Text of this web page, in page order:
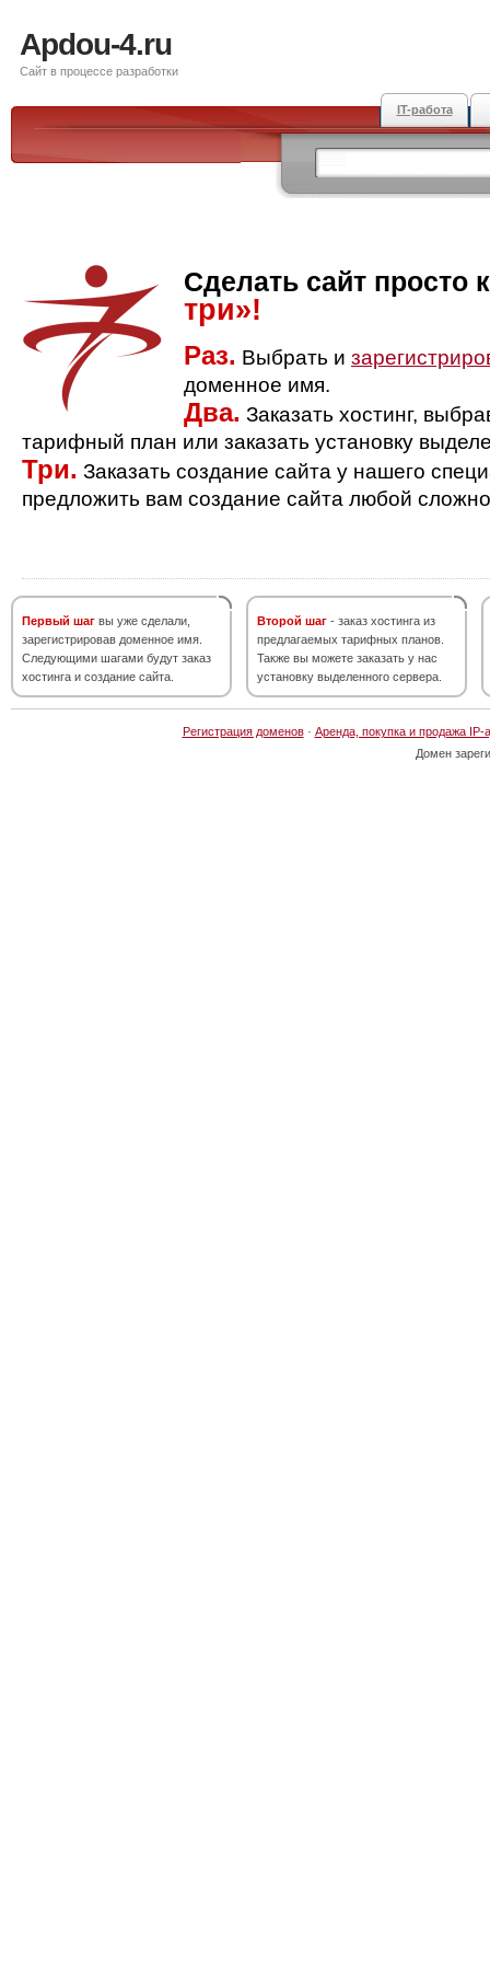
Apdou-4.ru
Сайт в процессе разработки
IT-работа
Сделать сайт просто
три»!
Раз. Выбрать и
доменное имя.
Два. Заказать хостинг,
тарифный план или заказать установку
Три. Заказать создание сайта у нашего
предложить вам создание сайта любой
Первый шаг вы уже сделали,
зарегистрировав доменное имя.
Следующими шагами будут заказ
хостинга и создание сайта.
Второй шаг - заказ хостинга из
предлагаемых тарифных планов.
Также вы можете заказать у нас
установку выделенного сервера.
Регистрация доменов· Аренда, покупка и продажа IP-
Домен